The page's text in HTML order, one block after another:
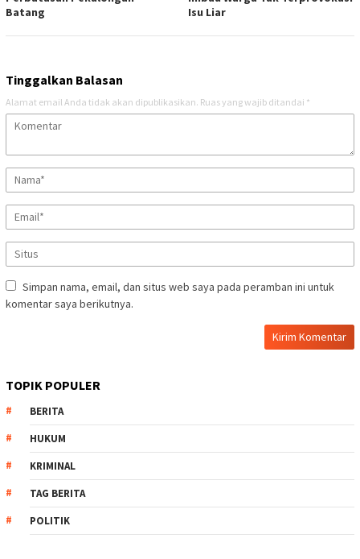
Batang
Isu Liar
Tinggalkan Balasan
Alamat email Anda tidak akan dipublikasikan. Ruas yang wajib ditandai *
Simpan nama, email, dan situs web saya pada peramban ini untuk
komentar saya berikutnya.
TOPIK POPULER
BERITA
HUKUM
KRIMINAL
TAG BERITA
POLITIK